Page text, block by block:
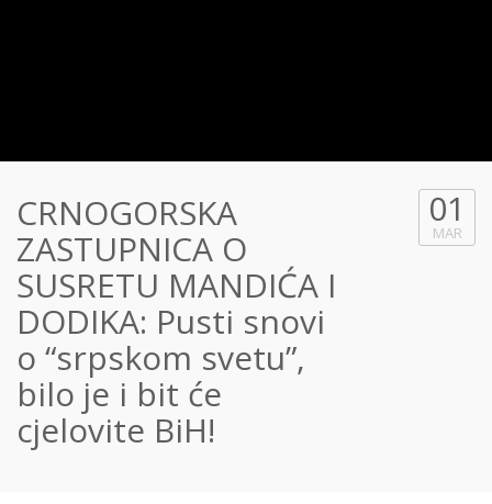
CRNOGORSKA
ZASTUPNICA O
SUSRETU MANDIĆA I
DODIKA: Pusti snovi
o “srpskom svetu”,
bilo je i bit će
cjelovite BiH!
01
MAR